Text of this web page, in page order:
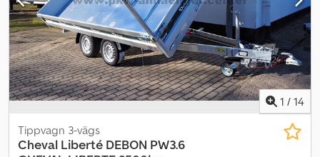
Extrautrustning: ► Stänknät ► 8 st surrningsöglor á 800 kg
Codpfx Aasxc I Urefoha ► Rampfästen ► Aluminiumramper –
kapacitet per par: 3 000 kg ► Däck med offroadprofil –
185/70R13C ► Låsbar verktygslåda
1 / 14
Tippvagn 3-vägs
Cheval Liberté DEBON PW3.6